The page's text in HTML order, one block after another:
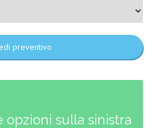
preventivo
opzioni sulla sinistra